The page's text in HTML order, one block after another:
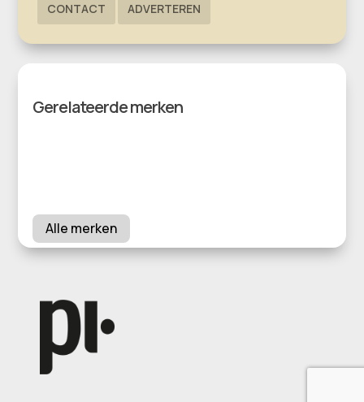
CONTACT ADVERTEREN
Gerelateerde merken
Alle merken